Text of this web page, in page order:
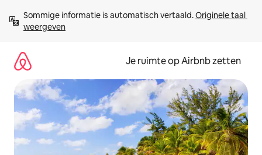
direct
naar
Sommige informatie is automatisch vertaald. Originele taal
weergeven
Je ruimte op Airbnb zetten